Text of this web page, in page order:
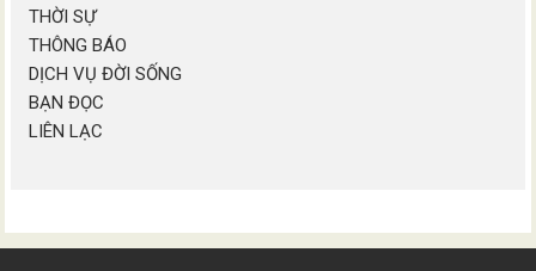
THỜI SỰ
THÔNG BÁO
DỊCH VỤ ĐỜI SỐNG
BẠN ĐỌC
LIÊN LẠC